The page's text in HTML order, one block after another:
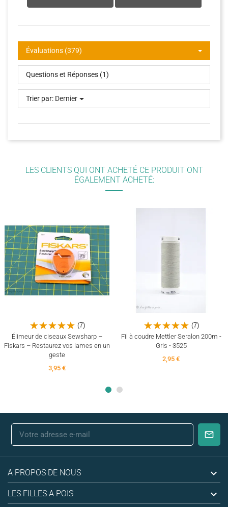
Évaluations (379)
Questions et Réponses (1)
Trier par: Dernier
LES CLIENTS QUI ONT ACHETÉ CE PRODUIT ONT
ÉGALEMENT ACHETÉ:
(7)
Élimeur de ciseaux Sewsharp –
Fiskars – Restaurez vos lames en un
geste
3,95 €
(7)
Fil à coudre Mettler Seralon 200m -
Gris - 3525
2,95 €
A PROPOS DE NOUS 
LES FILLES A POIS 